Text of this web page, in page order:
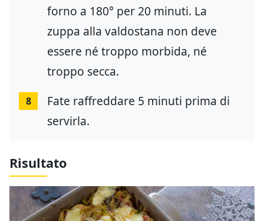
forno a 180° per 20 minuti. La
zuppa alla valdostana non deve
essere né troppo morbida, né
troppo secca.
8
Fate raffreddare 5 minuti prima di
servirla.
Risultato